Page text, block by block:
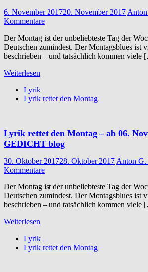
6. November 201720. November 2017
Kommentare
Der Montag ist der unbeliebteste Tag der
Deutschen zumindest. Der Montagsblues ist
beschrieben – und tatsächlich kommen viele
Weiterlesen
Lyrik
Lyrik rettet den Montag
Lyrik rettet den Montag – ab 06.
GEDICHT blog
30. Oktober 201728. Oktober 2017 Anton G.
Kommentare
Der Montag ist der unbeliebteste Tag der
Deutschen zumindest. Der Montagsblues ist
beschrieben – und tatsächlich kommen viele
Weiterlesen
Lyrik
Lyrik rettet den Montag